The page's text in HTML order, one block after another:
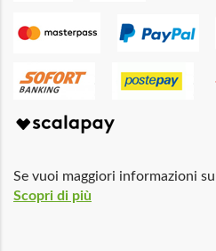
Se vuoi maggiori informazioni
Scopri di più